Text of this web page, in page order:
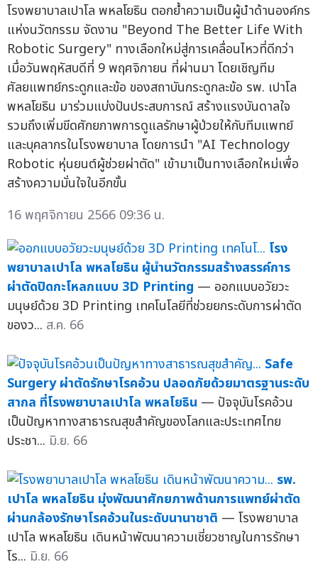
โรงพยาบาลเปาโล พหลโยธิน ตอกย้ำความเป็นผู้นำด้านองค์กร
แห่งนวัตกรรม จัดงาน "Beyond The Better Life With
Robotic Surgery" ทางเลือกใหม่สู่การเคลื่อนไหวที่ดีกว่า
เมื่อวันพฤหัสบดีที่ 9 พฤศจิกายน ที่ผ่านมา โดยเชิญทีม
ศัลยแพทย์กระดูกและข้อ ของสถาบันกระดูกละข้อ รพ. เปาโล
พหลโยธิน มาร่วมแบ่งปันประสบการณ์ สร้างแรงบันดาลใจ
รวมถึงเพิ่มขีดศักยภาพการดูแลรักษาผู้ป่วยให้กับทีมแพทย์
และบุคลากรในโรงพยาบาล โดยการนำ "AI Technology
Robotic หุ่นยนต์ผู้ช่วยผ่าตัด" เข้ามาเป็นทางเลือกใหม่เพื่อ
สร้างความมั่นใจในอีกขั้น
16 พฤศจิกายน 2566 09:36 น.
โรง
พยาบาลเปาโล พหลโยธิน ผู้นำนวัตกรรมสร้างสรรค์การ
ผ่าตัดปิดกะโหลกแบบ 3D Printing — ออกแบบอวัยวะ
มนุษย์ด้วย 3D Printing เทคโนโลยีที่ช่วยยกระดับการผ่าตัด
ของว... ส.ค. 66
Safe
Surgery ผ่าตัดรักษาโรคอ้วน ปลอดภัยด้วยมาตรฐานระดับ
สากล ที่โรงพยาบาลเปาโล พหลโยธิน — ปัจจุบันโรคอ้วน
เป็นปัญหาทางสาธารณสุขสำคัญของโลกและประเทศไทย
ประชา... มิ.ย. 66
รพ.
เปาโล พหลโยธิน มุ่งพัฒนาศักยภาพด้านการแพทย์ผ่าตัด
ผ่านกล้องรักษาโรคอ้วนในระดับนานาชาติ — โรงพยาบาล
เปาโล พหลโยธิน เดินหน้าพัฒนาความเชี่ยวชาญในการรักษา
โร... มิ.ย. 66